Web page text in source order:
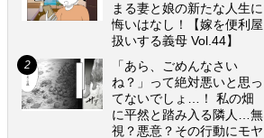
まる妻と娘の新たな人生に
悔いはなし！【嫁を便利屋
扱いする義母 Vol.44】
「あら、ごめんなさい
ね？」って絶対悪いと思っ
てないでしょ…！ 私の畑
に平然と踏み入る隣人…無
視？悪意？その行動にモヤ